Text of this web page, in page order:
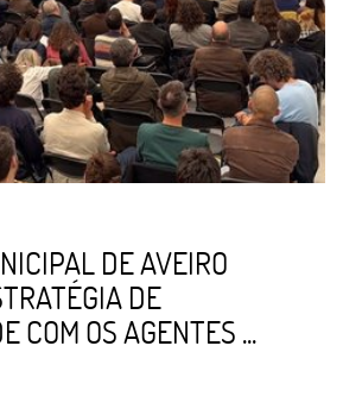
DE AVEIRO
DE
COM OS AGENTES ...